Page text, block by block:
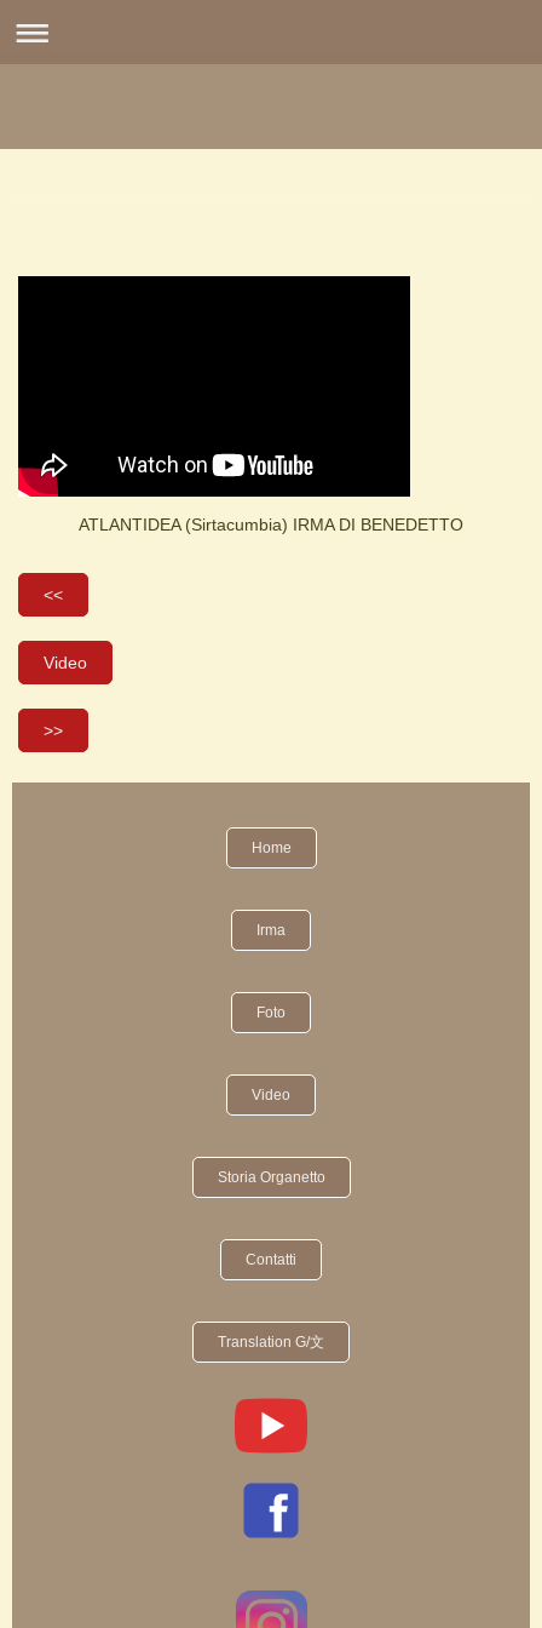
ATLANTIDEA (Sirtacumbia) IRMA DI BENEDETTO
<<
Video
>>
Home
Irma
Foto
Video
Storia Organetto
Contatti
Translation G/文